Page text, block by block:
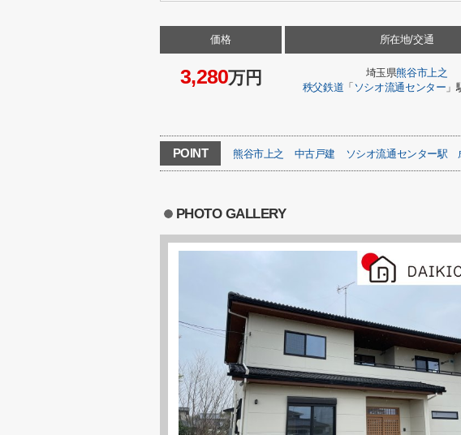
価格
3,280万円
所在地/交通
埼玉県熊谷市上之
秩父鉄道 「 ソシオ流通センター 」
POINT 熊谷市上之 中古戸建 ソシオ流通センター駅
PHOTO GALLERY